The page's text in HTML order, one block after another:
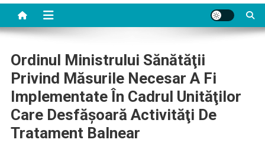
Ordinul Ministrului Sănătăţii
Privind Măsurile Necesar A Fi
Implementate În Cadrul Unităţilor
Care Desfăşoară Activităţi De
Tratament Balnear